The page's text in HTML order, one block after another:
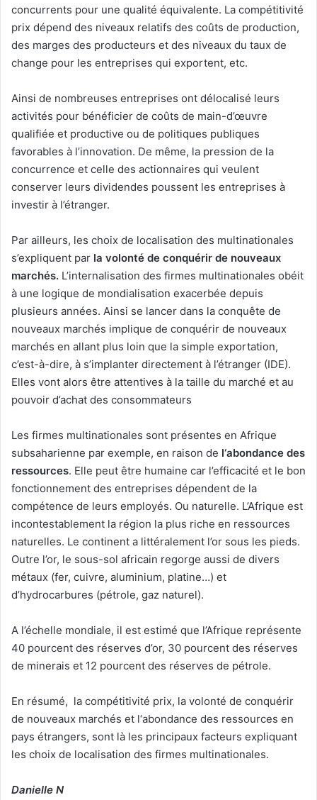
concurrents pour une qualité équivalente. La compétitivité
prix dépend des niveaux relatifs des coûts de production,
des marges des producteurs et des niveaux du taux de
change pour les entreprises qui exportent, etc.
Ainsi de nombreuses entreprises ont délocalisé leurs
activités pour bénéficier de coûts de main-d’œuvre
qualifiée et productive ou de politiques publiques
favorables à l’innovation. De même, la pression de la
concurrence et celle des actionnaires qui veulent
conserver leurs dividendes poussent les entreprises à
investir à l’étranger.
Par ailleurs, les choix de localisation des multinationales
s’expliquent par la volonté de conquérir de nouveaux
marchés. L’internalisation des firmes multinationales obéit
à une logique de mondialisation exacerbée depuis
plusieurs années. Ainsi se lancer dans la conquête de
nouveaux marchés implique de conquérir de nouveaux
marchés en allant plus loin que la simple exportation,
c’est-à-dire, à s’implanter directement à l’étranger (IDE).
Elles vont alors être attentives à la taille du marché et au
pouvoir d’achat des consommateurs
Les firmes multinationales sont présentes en Afrique
subsaharienne par exemple, en raison de l‘abondance des
ressources. Elle peut être humaine car l’efficacité et le bon
fonctionnement des entreprises dépendent de la
compétence de leurs employés. Ou naturelle. L’Afrique est
incontestablement la région la plus riche en ressources
naturelles. Le continent a littéralement l’or sous les pieds.
Outre l’or, le sous-sol africain regorge aussi de divers
métaux (fer, cuivre, aluminium, platine…) et
d’hydrocarbures (pétrole, gaz naturel).
A l’échelle mondiale, il est estimé que l’Afrique représente
40 pourcent des réserves d’or, 30 pourcent des réserves
de minerais et 12 pourcent des réserves de pétrole.
En résumé, la compétitivité prix, la volonté de conquérir
de nouveaux marchés et l‘abondance des ressources en
pays étrangers, sont là les principaux facteurs expliquant
les choix de localisation des firmes multinationales.
Danielle N